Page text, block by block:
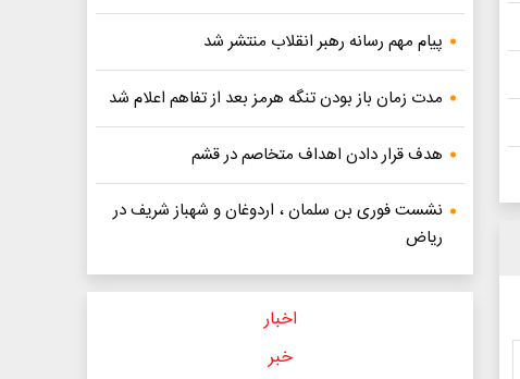
پیام مهم رسانه رهبر انقلاب منتشر شد
مدت زمان باز بودن تنگه هرمز بعد از تفاهم اعلام شد
هدف قرار دادن اهداف متخاصم در قشم
نشست فوری بن سلمان ، اردوغان و شهباز شریف در
ریاض
اخبار
خبر